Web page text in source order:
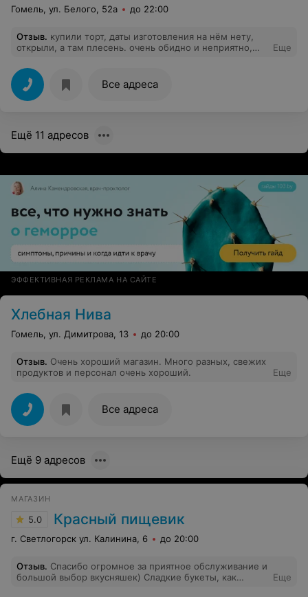
Гомель, ул. Белого, 52а до 22:00
Отзыв. купили торт, даты изготовления на нём нету,
открыли, а там плесень. очень обидно и неприятно,
Еще
Все адреса
Ещё 11 адресов
ЭФФЕКТИВНАЯ РЕКЛАМА НА САЙТЕ
Хлебная Нива
Гомель, ул. Димитрова, 13 до 20:00
Отзыв. Очень хороший магазин. Много разных, свежих
продуктов и персонал очень хороший.
Еще
Все адреса
Ещё 9 адресов
МАГАЗИН
5.0 Красный пищевик
г. Светлогорск ул. Калинина, 6 до 20:00
Отзыв. Спасибо огромное за приятное обслуживание и
большой выбор вкусняшек) Сладкие букеты, как
Еще